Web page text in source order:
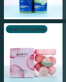
распродажа